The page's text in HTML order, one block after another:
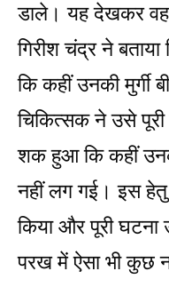
डाले। यह देखकर
गिरीश चंद्र ने
कि कहीं उनकी मुर्गी
चिकित्सक ने उसे
शक हुआ कि कहीं
नहीं लग गई। इस हेतु
किया और पूरी घटना
परख में ऐसा भी कुछ